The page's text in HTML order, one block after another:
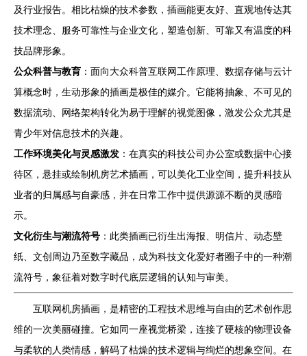
及行业报告。相比枯燥的技术参数，插画能更友好、直观地传达其
技术理念、服务可靠性与企业文化，塑造创新、可靠又有温度的科
技品牌形象。
公众科普与教育 ：面向大众科普互联网工作原理、数据存储与云计
算概念时，生动形象的插画是极佳的媒介。它能将抽象、不可见的
数据流动、网络架构转化为易于理解的视觉图像，激发公众尤其是
青少年对信息技术的兴趣。
工作环境美化与灵感激发 ：在真实的科技公司办公室或数据中心接
待区，悬挂或绘制机房艺术插画，可以美化工业空间，提升科技从
业者的归属感与自豪感，并在日常工作中提供源源不断的灵感暗
示。
文化衍生与潮流符号 ：此类插画已衍生出海报、明信片、动态壁
纸、文创周边乃至数字藏品，成为科技文化爱好者圈子中的一种潮
流符号，象征着对数字时代底层逻辑的认知与审美。
互联网机房插画，是精密的工程技术思维与自由的艺术创作思
维的一次美丽碰撞。它如同一座视觉桥梁，连接了硬核的物理设备
与柔软的人类情感，解码了枯燥的技术逻辑与绚烂的想象空间。在